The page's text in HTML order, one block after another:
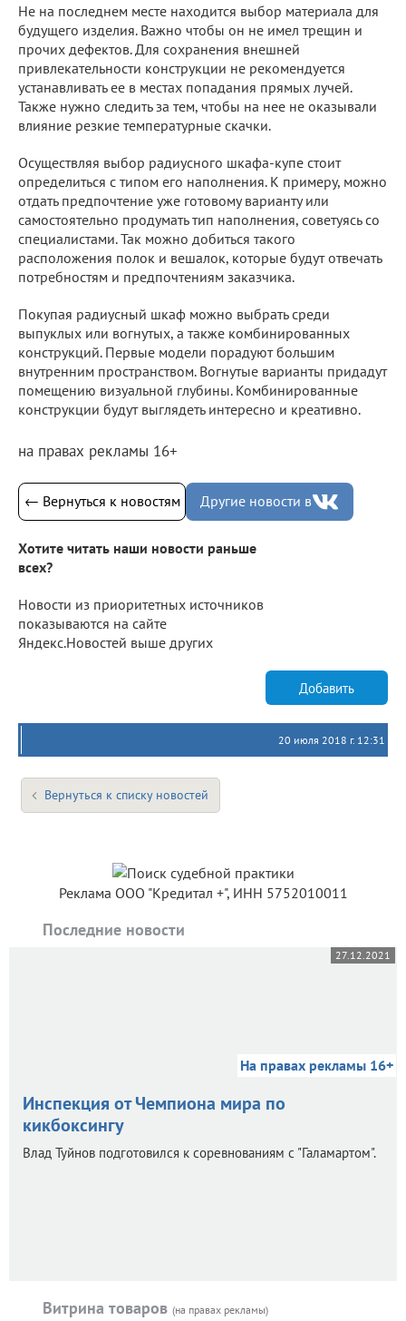
Не на последнем месте находится выбор материала для
будущего изделия. Важно чтобы он не имел трещин и
прочих дефектов. Для сохранения внешней
привлекательности конструкции не рекомендуется
устанавливать ее в местах попадания прямых лучей.
Также нужно следить за тем, чтобы на нее не оказывали
влияние резкие температурные скачки.
Осуществляя выбор радиусного шкафа-купе стоит
определиться с типом его наполнения. К примеру, можно
отдать предпочтение уже готовому варианту или
самостоятельно продумать тип наполнения, советуясь со
специалистами. Так можно добиться такого
расположения полок и вешалок, которые будут отвечать
потребностям и предпочтениям заказчика.
Покупая радиусный шкаф можно выбрать среди
выпуклых или вогнутых, а также комбинированных
конструкций. Первые модели порадуют большим
внутренним пространством. Вогнутые варианты придадут
помещению визуальной глубины. Комбинированные
конструкции будут выглядеть интересно и креативно.
на правах рекламы 16+
← Вернуться к новостям Другие новости в
Хотите читать наши новости раньше
всех?
Новости из приоритетных источников
показываются на сайте
Яндекс.Новостей выше других
Добавить
20 июля 2018 г. 12:31
Вернуться к списку новостей
Реклама ООО "Кредитал +", ИНН 5752010011
Последние новости
27.12.2021
На правах рекламы 16+
Инспекция от Чемпиона мира по
кикбоксингу
Влад Туйнов подготовился к соревнованиям с "Галамартом".
Витрина товаров (на правах рекламы)